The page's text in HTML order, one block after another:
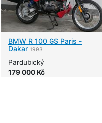
BMW R 100 GS Paris -
Dakar 1993
Pardubický
179 000 Kč